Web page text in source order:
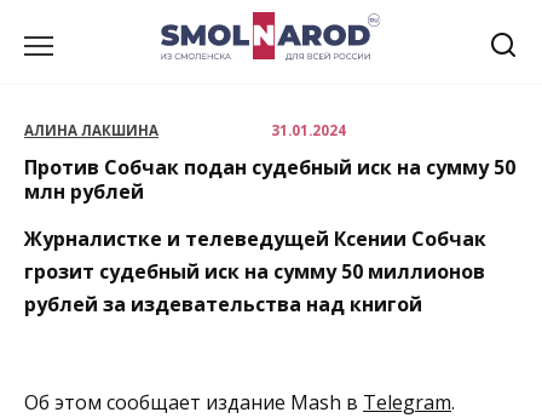
АЛИНА ЛАКШИНА 31.01.2024
Против Собчак подан судебный иск на сумму 50
млн рублей
Журналистке и телеведущей Ксении Собчак
грозит судебный иск на сумму 50 миллионов
рублей за издевательства над книгой
Об этом сообщает издание Mash в Telegram.